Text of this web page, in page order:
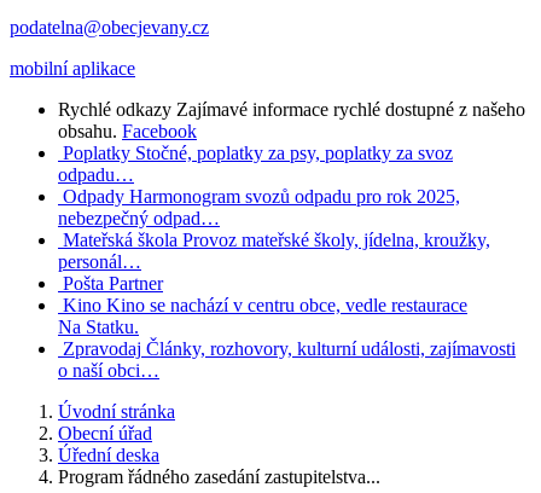
podatelna@obecjevany.cz
mobilní aplikace
Rychlé odkazy Zajímavé informace rychlé dostupné z našeho
obsahu. Facebook
Poplatky Stočné, poplatky za psy, poplatky za svoz
odpadu…
Odpady Harmonogram svozů odpadu pro rok 2025,
nebezpečný odpad…
Mateřská škola Provoz mateřské školy, jídelna, kroužky,
personál…
Pošta Partner
Kino Kino se nachází v centru obce, vedle restaurace
Na Statku.
Zpravodaj Články, rozhovory, kulturní události, zajímavosti
o naší obci…
Úvodní stránka
Obecní úřad
Úřední deska
Program řádného zasedání zastupitelstva...